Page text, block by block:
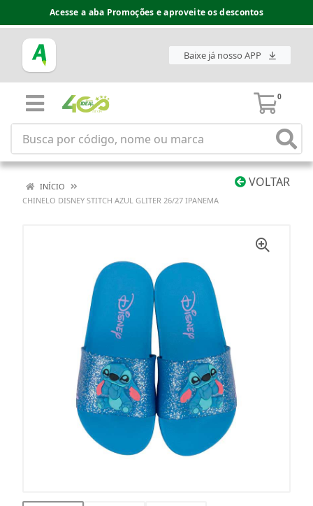
Acesse a aba Promoções e aproveite os descontos
Baixe já nosso APP
0
VOLTAR
INÍCIO
CHINELO DISNEY STITCH AZUL GLITER 26/27 IPANEMA